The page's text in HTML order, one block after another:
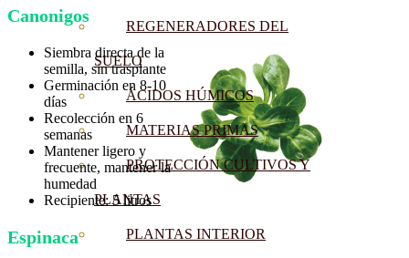
REGENERADORES DEL
SUELO
ÁCIDOS HÚMICOS
MATERIAS PRIMAS
PROTECCIÓN CULTIVOS Y
PLANTAS
PLANTAS INTERIOR
Canonigos
Siembra directa de la
semilla, sin trasplante
Germinación en 8-10
días
Recolección en 6
semanas
Mantener ligero y
frecuente, mantener la
humedad
Recipiente: 5 litros
Espinaca